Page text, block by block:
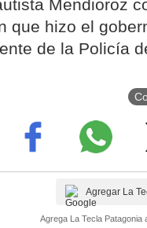
Mendioroz
que hizo el
de la Policía
Agregar La
Agrega La Tecla Patagonia